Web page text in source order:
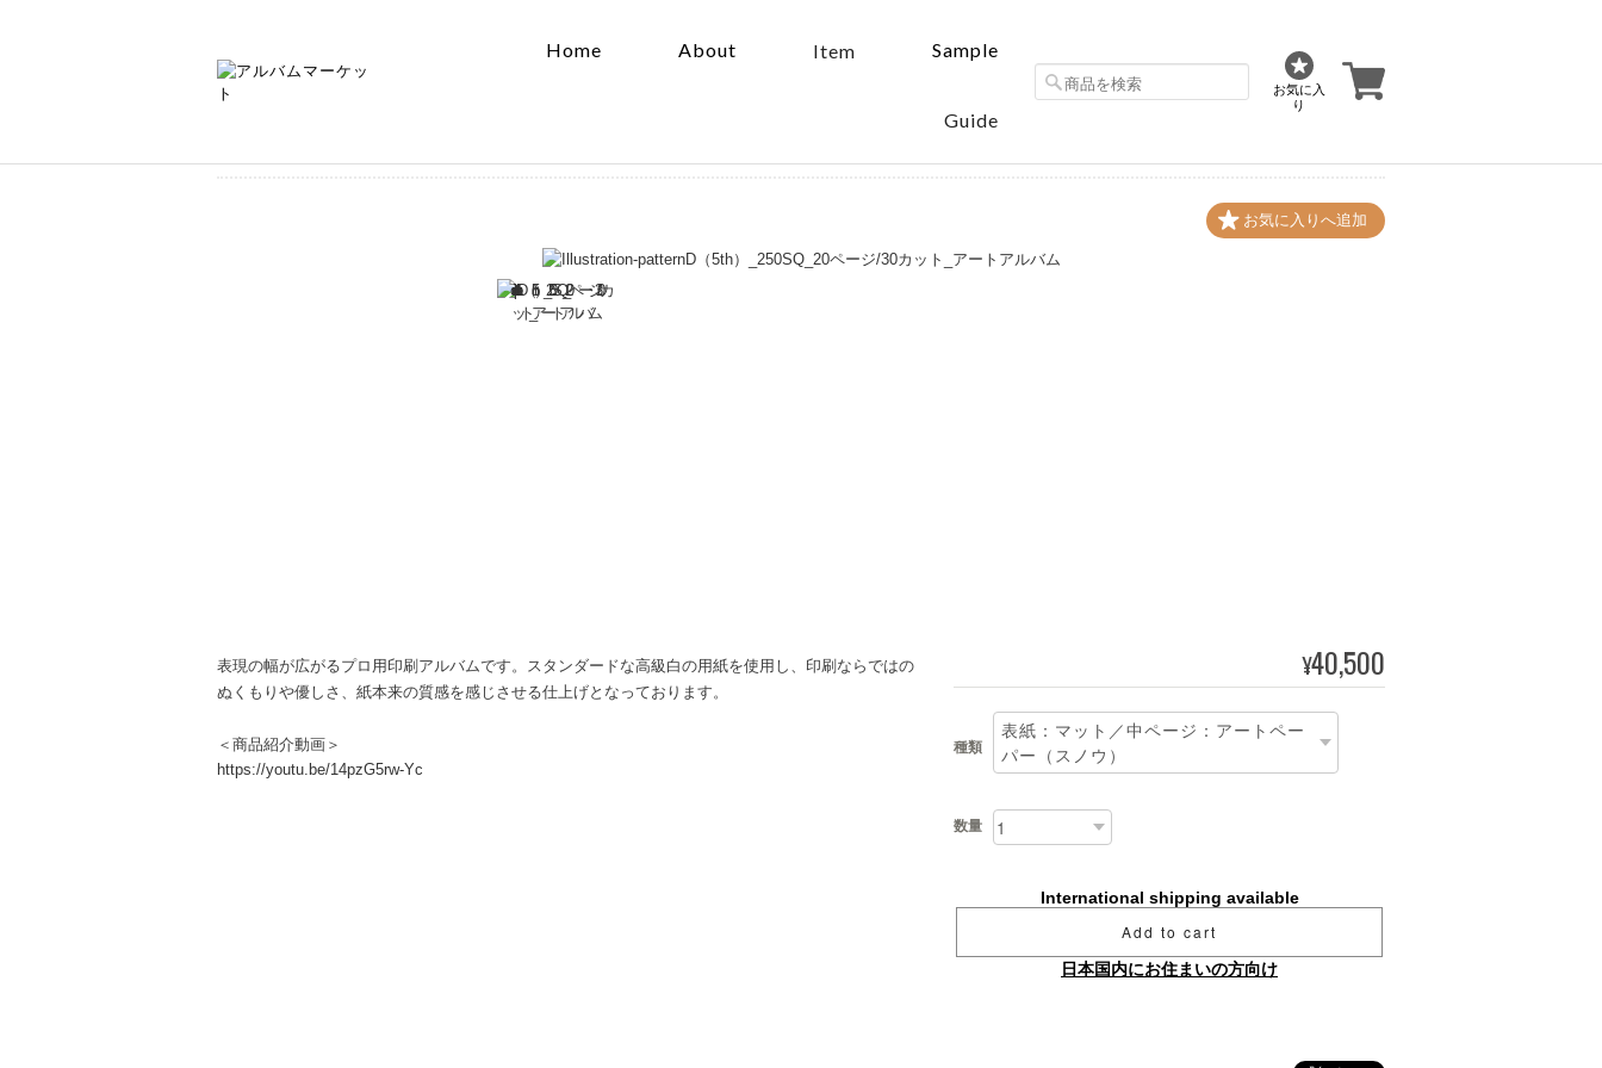
Home About Item Sample
Guide
お気に入
り
表現の幅が広がるプロ用印刷アルバムです。スタンダードな高級白の用紙を使用し、印刷ならではの
ぬくもりや優しさ、紙本来の質感を感じさせる仕上げとなっております。
＜商品紹介動画＞
https://youtu.be/14pzG5rw-Yc
¥40,500
種類
数量
International shipping available
Add to cart
日本国内にお住まいの方向け